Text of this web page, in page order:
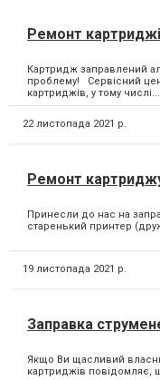
Ремонт
Картридж заправлений
проблему! Сервісний
картриджів, у тому числі...
22 листопада 2021 р.
Ремонт
Принесли до нас на
старенький принтер
19 листопада 2021 р.
Заправка
Якщо Ви щасливий
картриджів повідомляє,